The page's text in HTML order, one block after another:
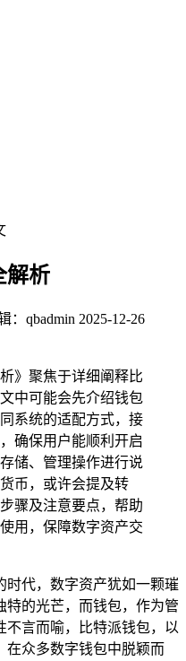
解析
：qbadmin 2025-12-26
》聚焦于详细阐释比
中可能会先介绍钱包
系统的适配方式，接
确保用户能顺利开启
储、管理操作进行说
币，或许会提及转
骤及注意要点，帮助
用，保障数字资产交
时代，数字资产犹如一颗璀
特的光芒，而钱包，作为管
不言而喻，比特派钱包，以
在众多数字钱包中脱颖而